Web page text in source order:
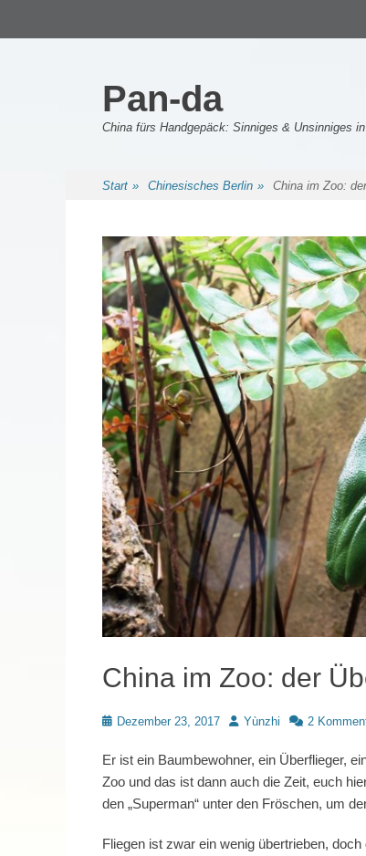
Pan-da
China fürs Handgepäck: Sinniges & Unsinniges
Sekundäres Menü
ZumStart » Chinesisches Berlin » China im Zoo:
China im Zoo: der
PostedDezember 23, 2017 AutorYùnzhi 2
Er ist ein Baumbewohner, ein Überflieger,
Zoo und das ist dann auch die Zeit, euch
den „Superman“ unter den Fröschen, um
Fliegen ist zwar ein wenig übertrieben,